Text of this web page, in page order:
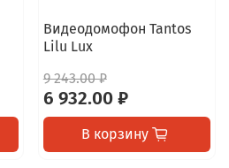
Видеодомофон Tantos
Lilu Lux
9 243.00 ₽
6 932.00 ₽
В корзину